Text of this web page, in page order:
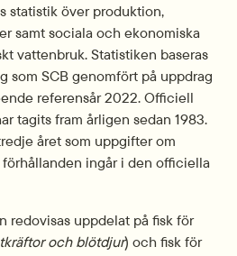
statistik över produktion,
samt sociala och ekonomiska
vattenbruk. Statistiken baseras
som SCB genomfört på uppdrag
referensår 2022. Officiell
tagits fram årligen sedan 1983.
året som uppgifter om
ingår i den officiella
redovisas uppdelat på fisk för
och blötdjur) och fisk för